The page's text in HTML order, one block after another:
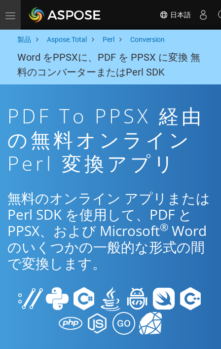
Toggle navigation 日本語
製品 Aspose.Total Perl Conversion
Word をPPSXに、PDF を PPSX に変換 無
料のコンバーターまたはPerl SDK
PDF To PPSX 経由
の無料オンライン
Perl 変換アプリ
無料のオンライン アプリまたは
Perl SDK を使用して、PDF と
PPSX、および Microsoft® Word
のいくつかの一般的な形式の間
で変換します。